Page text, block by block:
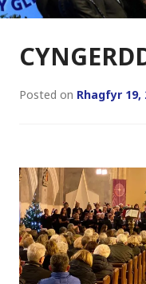
Posted on Rhagfyr 19,